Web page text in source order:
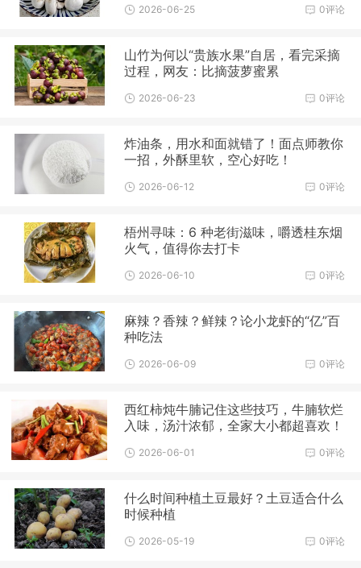
0评论
2026-06-25
山竹为何以“贵族水果”自居，看完采摘
过程，网友：比摘菠萝蜜累
0评论
2026-06-23
炸油条，用水和面就错了！面点师教你
一招，外酥里软，空心好吃！
0评论
2026-06-12
梧州寻味：6 种老街滋味，嚼透桂东烟
火气，值得你去打卡
0评论
2026-06-10
麻辣？香辣？鲜辣？论小龙虾的“亿”百
种吃法
0评论
2026-06-09
西红柿炖牛腩记住这些技巧，牛腩软烂
入味，汤汁浓郁，全家大小都超喜欢！
0评论
2026-06-01
什么时间种植土豆最好？土豆适合什么
时候种植
0评论
2026-05-19